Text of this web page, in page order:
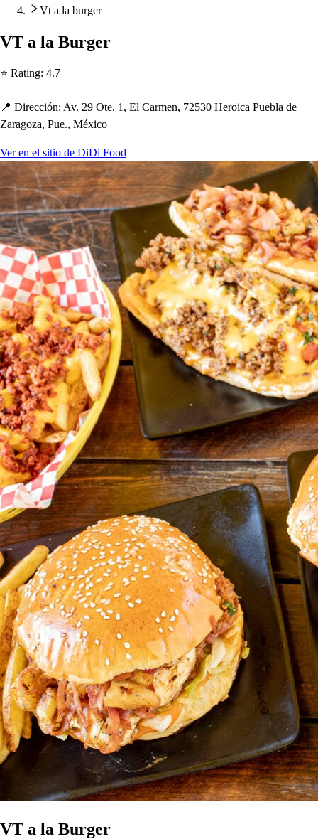
Vt a la burger
VT a la Burger
⭐ Rating: 4.7
📍 Dirección: Av. 29 Ote. 1, El Carmen, 72530 Heroica Puebla de
Zaragoza, Pue., México
Ver en el sitio de DiDi Food
VT a la Burger